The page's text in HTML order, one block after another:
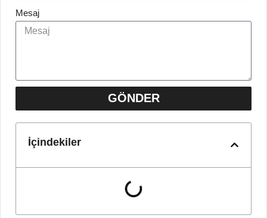
Mesaj
GÖNDER
İçindekiler